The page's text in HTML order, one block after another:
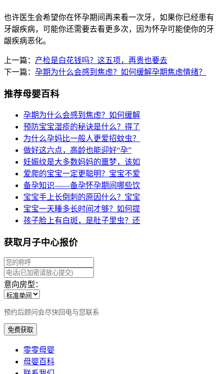
也许医生会希望你在怀孕期间再来看一次牙，如果你已经患有
牙龈疾病，可能你还需要去看更多次，因为怀孕可能使你的牙
龈疾病恶化。
上一篇： 产检是白花钱吗？这五项，再贵也要去
下一篇： 孕期为什么会感到焦虑？如何缓解孕期焦虑情绪？
推荐母婴百科
孕期为什么会感到焦虑？如何缓解
预防宝宝湿疹的秘诀是什么？得了
为什么孕妈比一般人更爱招蚊虫？
做好这六点，高龄也能迎好“孕”
妊娠纹是大多数妈妈的噩梦，该如
爱爬的宝宝一定更聪明？宝宝不爱
备孕知识——备孕怀孕期间哪些饮
宝宝手上长倒刺的原因什么？宝宝
宝宝一天睡多长时间才够？如何提
孩子脸上有白斑，是肚子里虫？还
获取月子中心报价
意向房型：
预约后顾问会尽快回电与您联系
免费获取
零零母婴
母婴百科